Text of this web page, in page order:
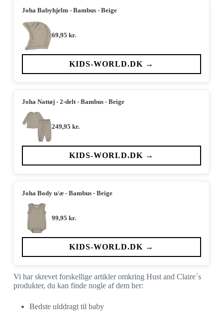
Joha Babyhjelm - Bambus - Beige
69,95 kr.
KIDS-WORLD.DK →
Joha Nattøj - 2-delt - Bambus - Beige
249,95 kr.
KIDS-WORLD.DK →
Joha Body u/æ - Bambus - Beige
99,95 kr.
KIDS-WORLD.DK →
Vi har skrevet forskellige artikler omkring Hust and Claire´s
produkter, du kan finde nogle af dem her:
Bedste ulddragt til baby